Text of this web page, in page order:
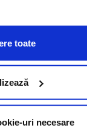
toate
uri necesare